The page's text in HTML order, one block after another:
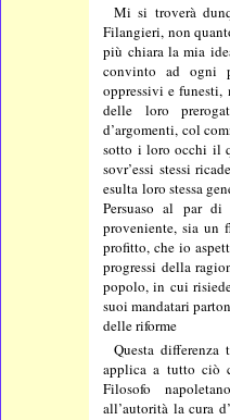
Mi si troverà
Filangieri, non
più chiara la mia
convinto ad ogni
oppressivi e
delle loro
d’argomenti, col
sotto i loro occhi il
sovr’essi stessi
esulta loro stessa
Persuaso al par
proveniente, sia un
profitto, che io
progressi della
popolo, in cui
suoi mandatari
delle riforme
Questa
applica a tutto ciò
Filosofo
all’autorità la cura